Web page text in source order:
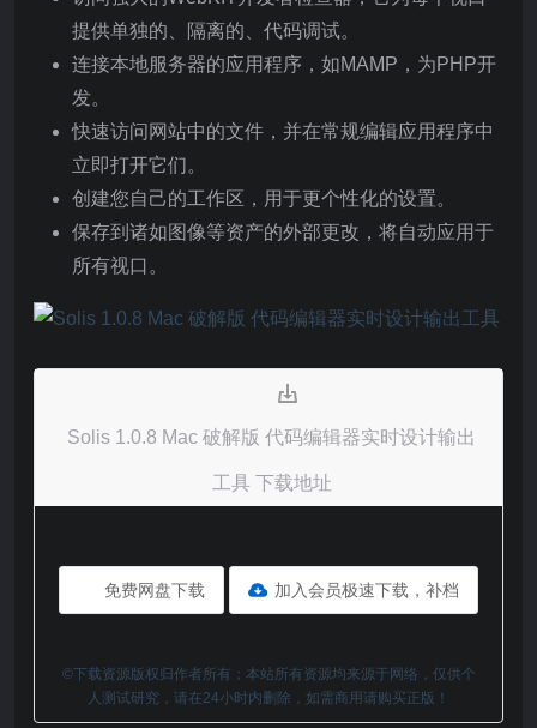
提供单独的、隔离的、代码调试。
连接本地服务器的应用程序，如MAMP，为PHP开
发。
快速访问网站中的文件，并在常规编辑应用程序中
立即打开它们。
创建您自己的工作区，用于更个性化的设置。
保存到诸如图像等资产的外部更改，将自动应用于
所有视口。
Solis 1.0.8 Mac 破解版 代码编辑器实时设计输出
工具 下载地址
免费网盘下载 加入会员极速下载，补档
©下载资源版权归作者所有；本站所有资源均来源于网络，仅供个
人测试研究，请在24小时内删除，如需商用请购买正版！